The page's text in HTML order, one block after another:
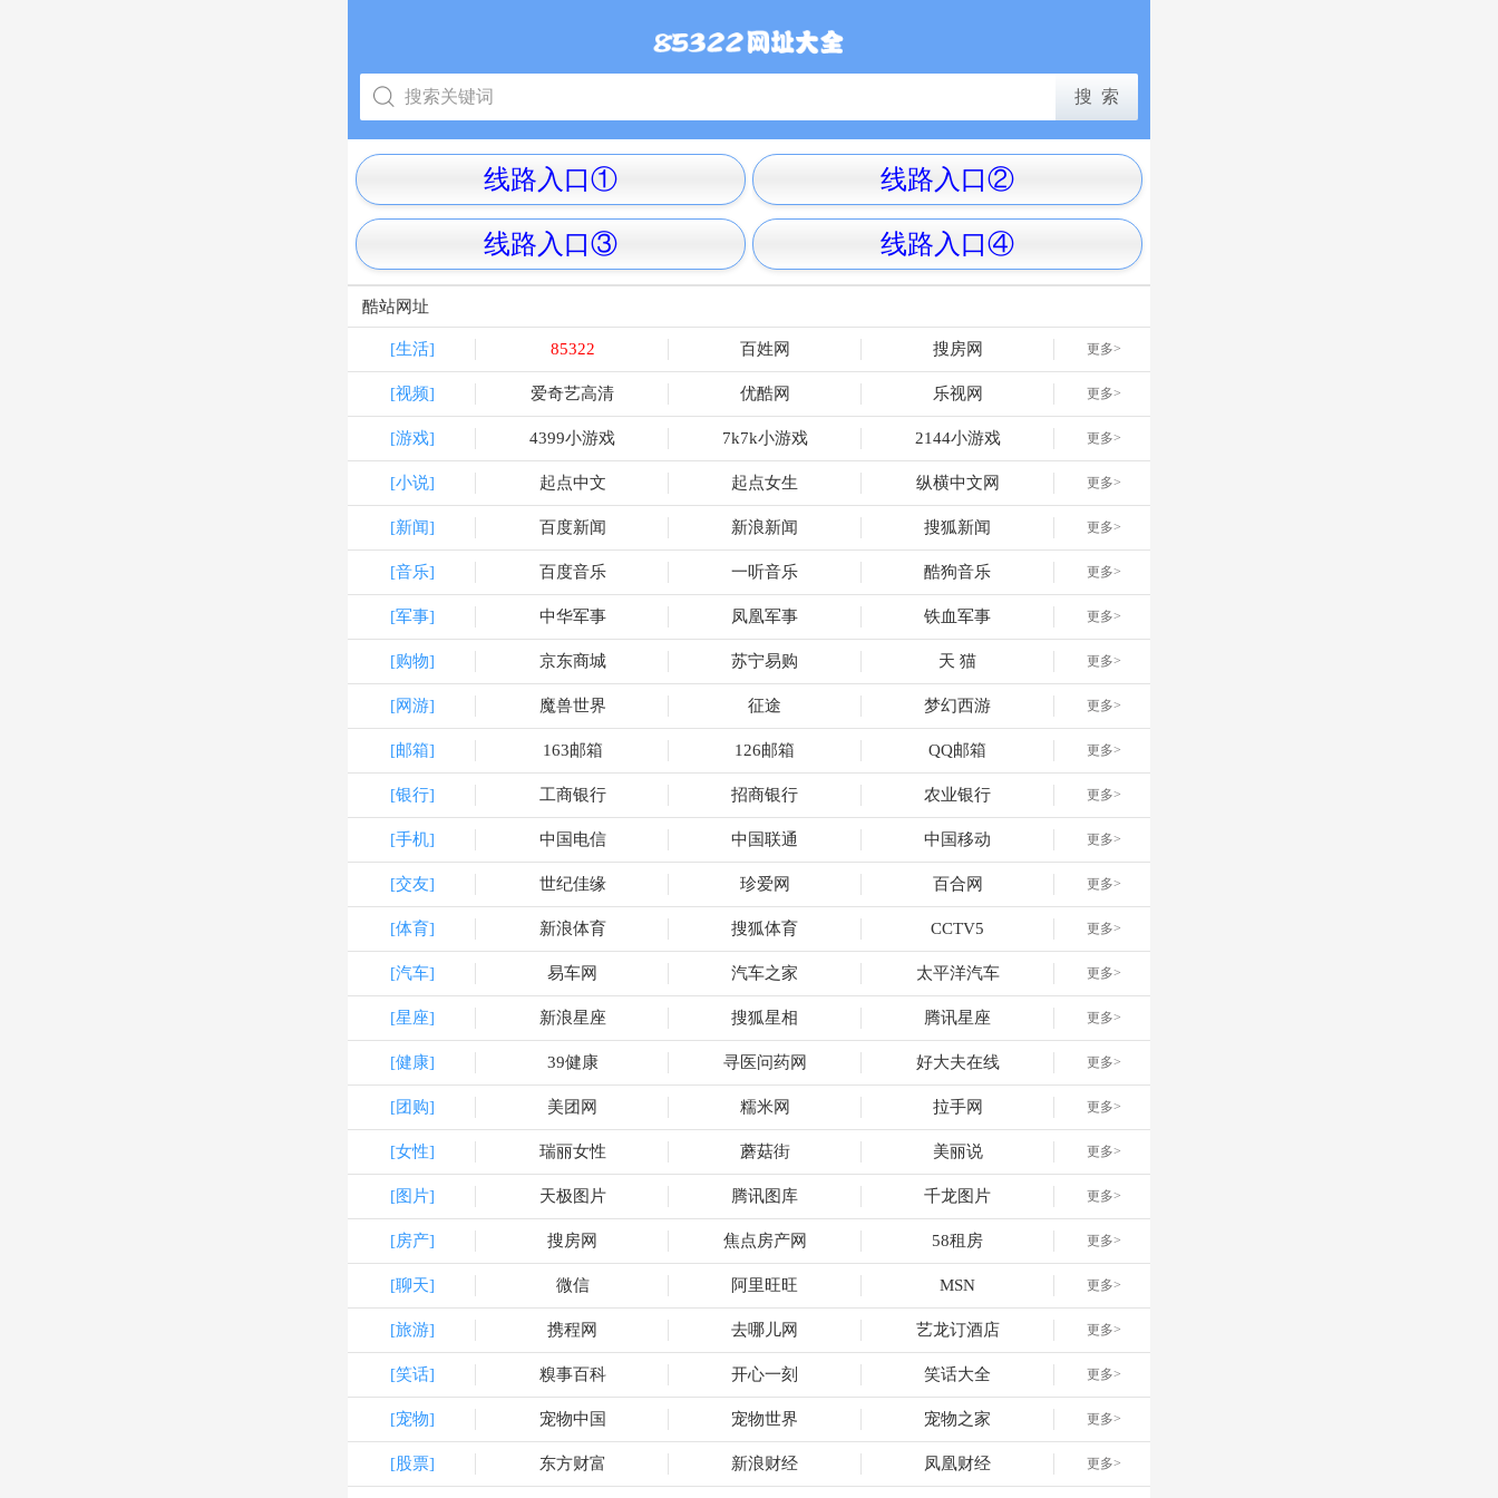
线路入口① 线路入口②
线路入口③ 线路入口④
酷站网址
[生活] 85322 百姓网 搜房网 更多>
[视频] 爱奇艺高清 优酷网 乐视网 更多>
[游戏] 4399小游戏 7k7k小游戏 2144小游戏 更多>
[小说] 起点中文 起点女生 纵横中文网 更多>
[新闻] 百度新闻 新浪新闻 搜狐新闻 更多>
[音乐] 百度音乐 一听音乐 酷狗音乐 更多>
[军事] 中华军事 凤凰军事 铁血军事 更多>
[购物] 京东商城 苏宁易购 天 猫 更多>
[网游] 魔兽世界 征途 梦幻西游 更多>
[邮箱] 163邮箱 126邮箱 QQ邮箱 更多>
[银行] 工商银行 招商银行 农业银行 更多>
[手机] 中国电信 中国联通 中国移动 更多>
[交友] 世纪佳缘 珍爱网 百合网 更多>
[体育] 新浪体育 搜狐体育 CCTV5 更多>
[汽车] 易车网 汽车之家 太平洋汽车 更多>
[星座] 新浪星座 搜狐星相 腾讯星座 更多>
[健康] 39健康 寻医问药网 好大夫在线 更多>
[团购] 美团网 糯米网 拉手网 更多>
[女性] 瑞丽女性 蘑菇街 美丽说 更多>
[图片] 天极图片 腾讯图库 千龙图片 更多>
[房产] 搜房网 焦点房产网 58租房 更多>
[聊天] 微信 阿里旺旺 MSN 更多>
[旅游] 携程网 去哪儿网 艺龙订酒店 更多>
[笑话] 糗事百科 开心一刻 笑话大全 更多>
[宠物] 宠物中国 宠物世界 宠物之家 更多>
[股票] 东方财富 新浪财经 凤凰财经 更多>